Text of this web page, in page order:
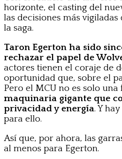
horizonte, el casting del
las decisiones más
la saga.
Taron Egerton ha sido
rechazar el papel de
actores tienen el coraje de
oportunidad que, sobre el
Pero el MCU no es solo
maquinaria gigante que
privacidad y energía. Y
para ello.
Así que, por ahora, las
al menos para Egerton.